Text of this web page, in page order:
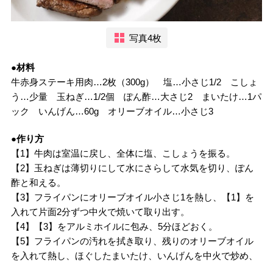
写真4枚
●材料
牛赤身ステーキ用肉…2枚（300g） 塩…小さじ1/2 こしょ
う…少量 玉ねぎ…1/2個 ぽん酢…大さじ2 まいたけ…1パ
ック いんげん…60g オリーブオイル…小さじ3
●作り方
【1】牛肉は室温に戻し、全体に塩、こしょうを振る。
【2】玉ねぎは薄切りにして水にさらして水気を切り、ぽん
酢と和える。
【3】フライパンにオリーブオイル小さじ1を熱し、【1】を
入れて片面2分ずつ中火で焼いて取り出す。
【4】【3】をアルミホイルに包み、5分ほどおく。
【5】フライパンの汚れを拭き取り、残りのオリーブオイル
を入れて熱し、ほぐしたまいたけ、いんげんを中火で炒め、